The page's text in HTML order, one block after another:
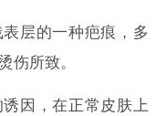
层的一种疤痕，多
伤所致。
因，在正常皮肤上